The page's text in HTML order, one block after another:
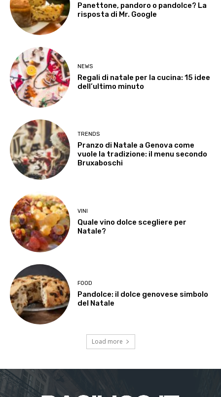
Panettone, pandoro o pandolce? La
risposta di Mr. Google
NEWS
Regali di natale per la cucina: 15 idee
dell’ultimo minuto
TRENDS
Pranzo di Natale a Genova come
vuole la tradizione: il menu secondo
Bruxaboschi
VINI
Quale vino dolce scegliere per
Natale?
FOOD
Pandolce: il dolce genovese simbolo
del Natale
Load more